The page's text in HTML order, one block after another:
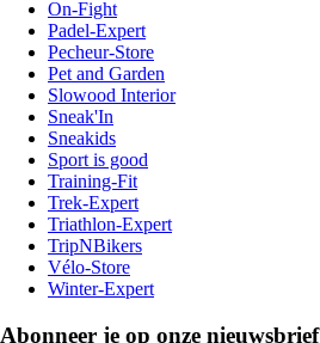
On-Fight
Padel-Expert
Pecheur-Store
Pet and Garden
Slowood Interior
Sneak'In
Sneakids
Sport is good
Training-Fit
Trek-Expert
Triathlon-Expert
TripNBikers
Vélo-Store
Winter-Expert
Abonneer je op onze nieuwsbrief